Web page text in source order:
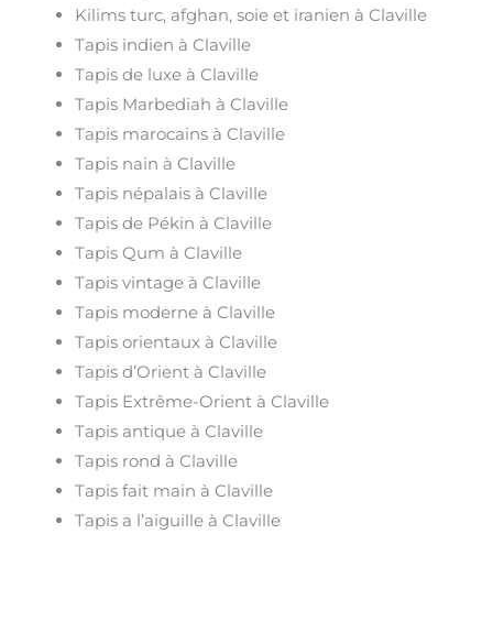
Kilims turc, afghan, soie et iranien à Claville
Tapis indien à Claville
Tapis de luxe à Claville
Tapis Marbediah à Claville
Tapis marocains à Claville
Tapis nain à Claville
Tapis népalais à Claville
Tapis de Pékin à Claville
Tapis Qum à Claville
Tapis vintage à Claville
Tapis moderne à Claville
Tapis orientaux à Claville
Tapis d’Orient à Claville
Tapis Extrême-Orient à Claville
Tapis antique à Claville
Tapis rond à Claville
Tapis fait main à Claville
Tapis a l’aiguille à Claville